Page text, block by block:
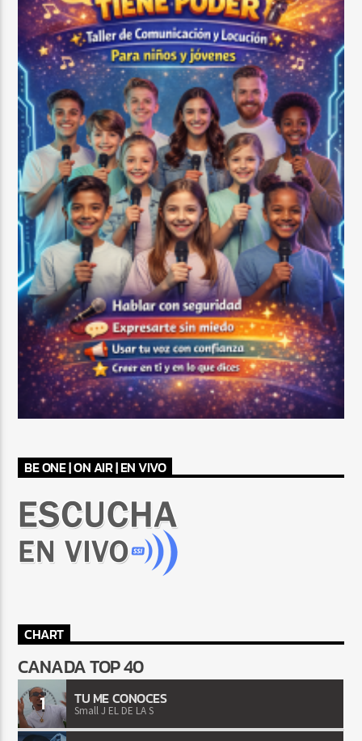
BE ONE | ON AIR | EN VIVO
CHART
CANADA TOP 40
1 TU ME CONOCES
Small J EL DE LA S